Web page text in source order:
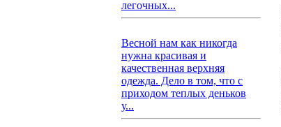
легочных...
Весной нам как никогда
нужна красивая и
качественная верхняя
одежда. Дело в том, что с
приходом теплых деньков
у...